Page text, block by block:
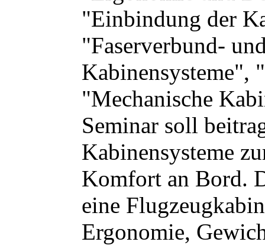
"Einbindung der
"Faserverbund-
Kabinensysteme",
"Mechanische
Seminar soll
Kabinensysteme
Komfort an Bord.
eine
Ergonomie,